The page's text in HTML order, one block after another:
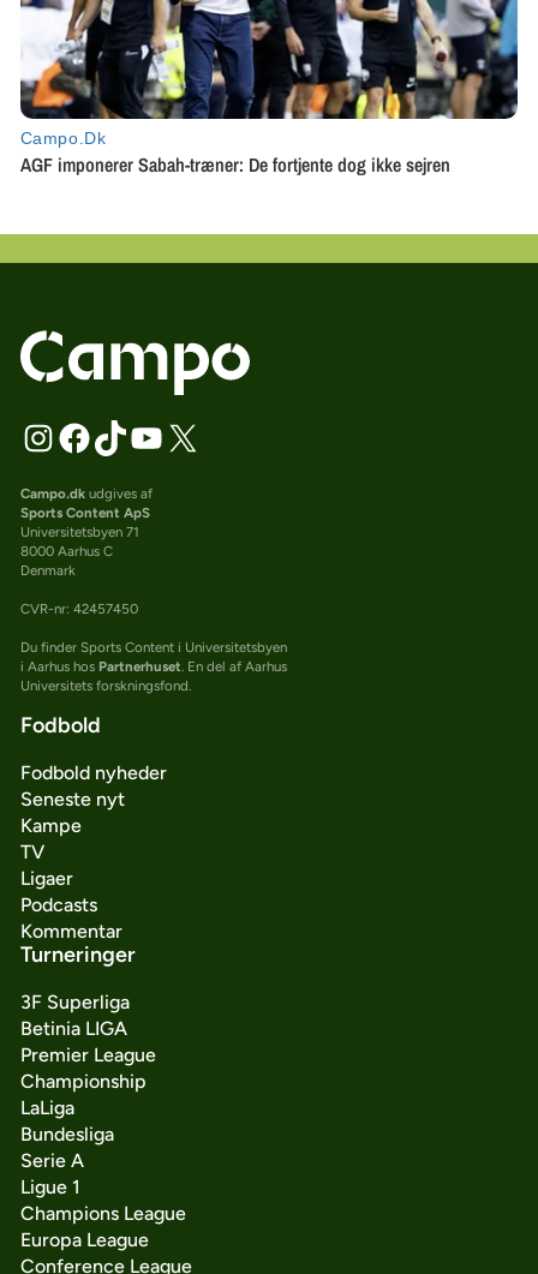
Campo.dkudgives af
Sports Content ApS
Universitetsbyen 71
8000 Aarhus C
Denmark
CVR-nr: 42457450
Du finder Sports Content i Universitetsbyen
i Aarhus hos Partnerhuset. En del af Aarhus
Universitets forskningsfond.
Fodbold
Fodbold nyheder
Seneste nyt
Kampe
TV
Ligaer
Podcasts
Kommentar
Turneringer
3F Superliga
Betinia LIGA
Premier League
Championship
LaLiga
Bundesliga
Serie A
Ligue 1
Champions League
Europa League
Conference League